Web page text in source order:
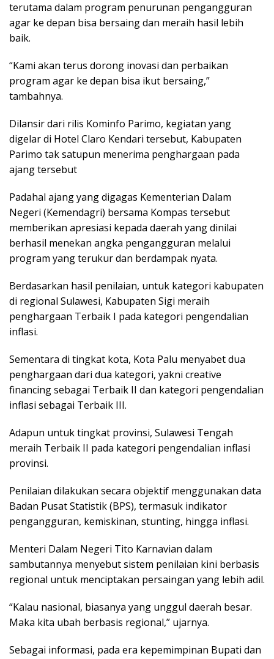
terutama dalam program penurunan pengangguran
agar ke depan bisa bersaing dan meraih hasil lebih
baik.
“Kami akan terus dorong inovasi dan perbaikan
program agar ke depan bisa ikut bersaing,”
tambahnya.
Dilansir dari rilis Kominfo Parimo, kegiatan yang
digelar di Hotel Claro Kendari tersebut, Kabupaten
Parimo tak satupun menerima penghargaan pada
ajang tersebut
Padahal ajang yang digagas Kementerian Dalam
Negeri (Kemendagri) bersama Kompas tersebut
memberikan apresiasi kepada daerah yang dinilai
berhasil menekan angka pengangguran melalui
program yang terukur dan berdampak nyata.
Berdasarkan hasil penilaian, untuk kategori kabupaten
di regional Sulawesi, Kabupaten Sigi meraih
penghargaan Terbaik I pada kategori pengendalian
inflasi.
Sementara di tingkat kota, Kota Palu menyabet dua
penghargaan dari dua kategori, yakni creative
financing sebagai Terbaik II dan kategori pengendalian
inflasi sebagai Terbaik III.
Adapun untuk tingkat provinsi, Sulawesi Tengah
meraih Terbaik II pada kategori pengendalian inflasi
provinsi.
Penilaian dilakukan secara objektif menggunakan data
Badan Pusat Statistik (BPS), termasuk indikator
pengangguran, kemiskinan, stunting, hingga inflasi.
Menteri Dalam Negeri Tito Karnavian dalam
sambutannya menyebut sistem penilaian kini berbasis
regional untuk menciptakan persaingan yang lebih adil.
“Kalau nasional, biasanya yang unggul daerah besar.
Maka kita ubah berbasis regional,” ujarnya.
Sebagai informasi, pada era kepemimpinan Bupati dan